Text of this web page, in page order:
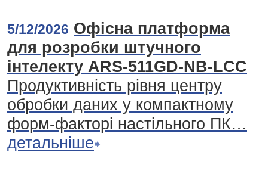
5/12/2026 Офісна платформа
для розробки штучного
інтелекту ARS-511GD-NB-LCC
Продуктивність рівня центру
обробки даних у компактному
форм-факторі настільного ПК…
детальніше